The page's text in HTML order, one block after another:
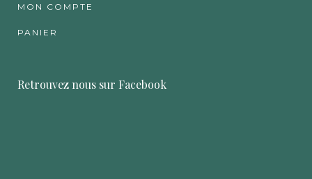
MON COMPTE
PANIER
Retrouvez nous sur Facebook